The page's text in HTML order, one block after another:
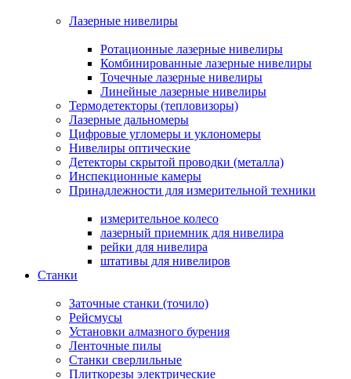
Лазерные нивелиры
Ротационные лазерные нивелиры
Комбинированные лазерные нивелиры
Точечные лазерные нивелиры
Линейные лазерные нивелиры
Термодетекторы (тепловизоры)
Лазерные дальномеры
Цифровые угломеры и уклономеры
Нивелиры оптические
Детекторы скрытой проводки (металла)
Инспекционные камеры
Принадлежности для измерительной техники
измерительное колесо
лазерный приемник для нивелира
рейки для нивелира
штативы для нивелиров
Станки
Заточные станки (точило)
Рейсмусы
Установки алмазного бурения
Ленточные пилы
Станки сверлильные
Плиткорезы электрические